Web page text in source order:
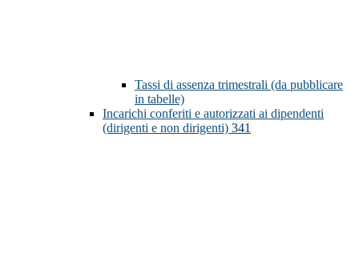
Tassi di assenza trimestrali (da pubblicare
in tabelle)
Incarichi conferiti e autorizzati ai dipendenti
(dirigenti e non dirigenti) 341